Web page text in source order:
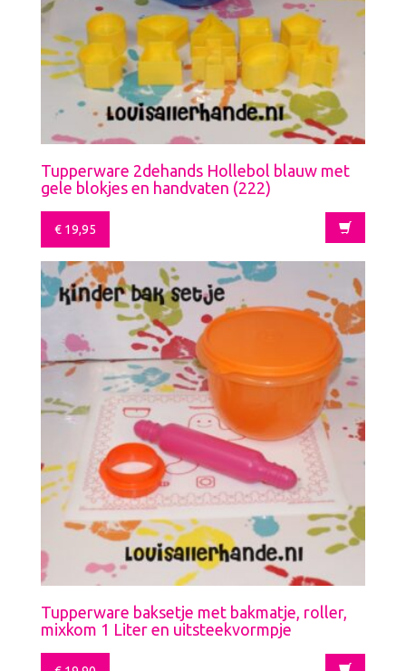
Tupperware 2dehands Hollebol blauw met
gele blokjes en handvaten (222)
€ 19,95
Tupperware baksetje met bakmatje, roller,
mixkom 1 Liter en uitsteekvormpje